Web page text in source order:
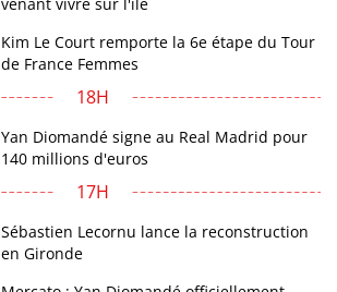
venant vivre sur l'île
Kim Le Court remporte la 6e étape du Tour
de France Femmes
18H
Yan Diomandé signe au Real Madrid pour
140 millions d'euros
17H
Sébastien Lecornu lance la reconstruction
en Gironde